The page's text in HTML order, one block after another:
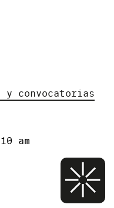
y convocatorias
am